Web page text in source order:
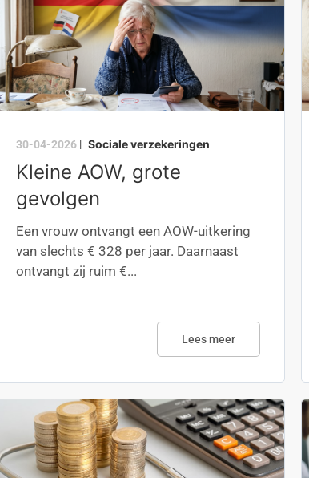
30-04-2026 | Sociale verzekeringen
Kleine AOW, grote
gevolgen
Een vrouw ontvangt een AOW-uitkering
van slechts € 328 per jaar. Daarnaast
ontvangt zij ruim €...
Lees meer